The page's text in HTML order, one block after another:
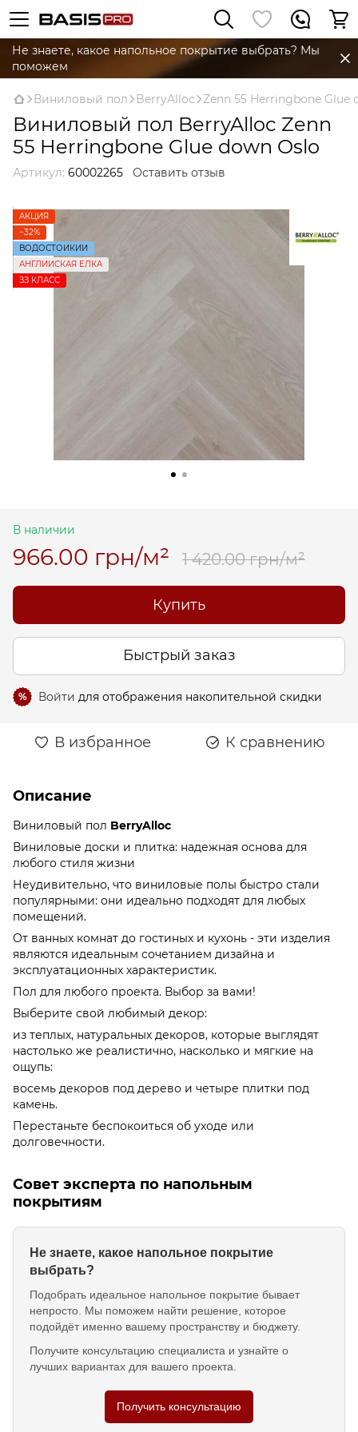
Не знаете, какое напольное покрытие выбрать? Мы
поможем
Виниловый пол BerryAlloc Zenn 55 Herringbone Glue
Виниловый пол BerryAlloc Zenn
55 Herringbone Glue down Oslo
Артикул: 60002265 Оставить отзыв
АКЦИЯ
−32%
ВОДОСТОЙКИЙ
АНГЛИЙСКАЯ ЕЛКА
ЗЗ КЛАСС
В наличии
966.00 грн/м² 1 420.00 грн/м²
Купить
Быстрый заказ
% Войти для отображения накопительной скидки
В избранное К сравнению
Описание
Виниловый пол BerryAlloc
Виниловые доски и плитка: надежная основа для
любого стиля жизни
Неудивительно, что виниловые полы быстро стали
популярными: они идеально подходят для любых
помещений.
От ванных комнат до гостиных и кухонь - эти изделия
являются идеальным сочетанием дизайна и
эксплуатационных характеристик.
Пол для любого проекта. Выбор за вами!
Выберите свой любимый декор:
из теплых, натуральных декоров, которые выглядят
настолько же реалистично, насколько и мягкие на
ощупь:
восемь декоров под дерево и четыре плитки под
камень.
Перестаньте беспокоиться об уходе или
долговечности.
Совет эксперта по напольным
покрытиям
Не знаете, какое напольное покрытие
выбрать?
Подобрать идеальное напольное покрытие бывает
непросто. Мы поможем найти решение, которое
подойдёт именно вашему пространству и бюджету.
Получите консультацию специалиста и узнайте о
лучших вариантах для вашего проекта.
Получить консультацию